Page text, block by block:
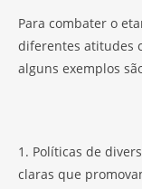
Para combater o
diferentes atitudes
alguns exemplos
1. Políticas de
claras que